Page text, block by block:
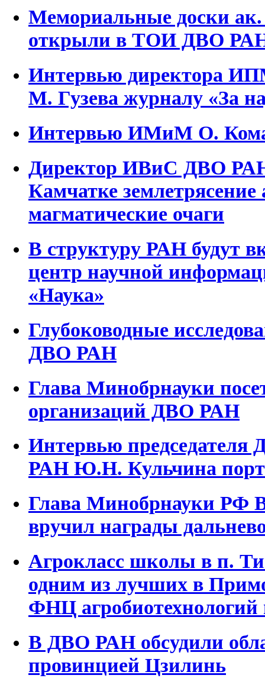
Мемориальные доски
открыли в ТОИ ДВО
Интервью директора
М. Гузева журналу «За
Интервью ИМиМ О.
Директор ИВиС ДВО
Камчатке землетрясение
магматические очаги
В структуру РАН будут
центр научной
«Наука»
Глубоководные
ДВО РАН
Глава Минобрнауки
организаций ДВО РАН
Интервью
РАН Ю.Н. Кульчина
Глава Минобрнауки РФ
вручил награды
Агрокласс школы в п.
одним из лучших в
ФНЦ
В ДВО РАН обсудили
провинцией Цзилинь